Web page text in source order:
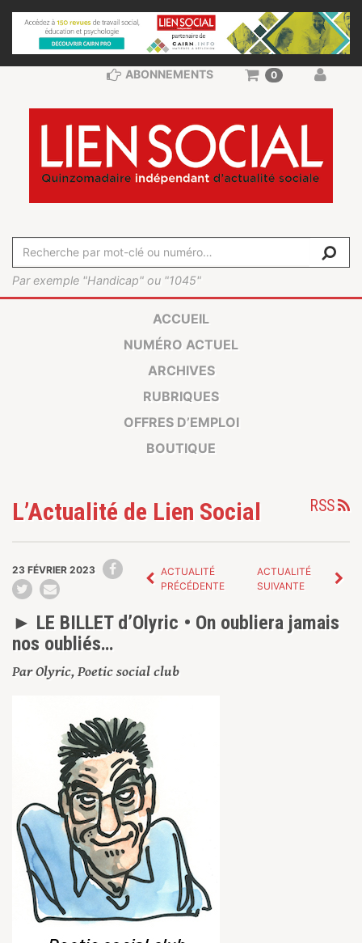
Par exemple "Handicap" ou "1045"
ABONNEMENTS 0
ACCUEIL
NUMÉRO ACTUEL
ARCHIVES
RUBRIQUES
OFFRES D’EMPLOI
BOUTIQUE
L’Actualité de Lien Social RSS
23 FÉVRIER 2023
ACTUALITÉ
PRÉCÉDENTE
ACTUALITÉ
SUIVANTE
► LE BILLET d’Olyric • On oubliera jamais
nos oubliés…
Par Olyric, Poetic social club